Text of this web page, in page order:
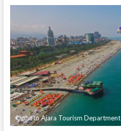
в
приговор
Нике
Гварамия
©photo Ajara Tourism Department